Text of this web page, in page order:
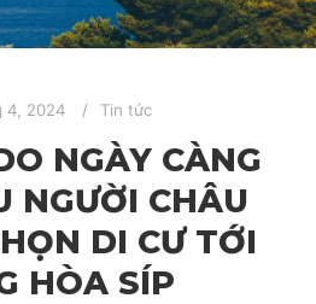
4, 2024 Tin tức
NGÀY CÀNG
NGƯỜI CHÂU
DI CƯ TỚI
HÒA SÍP